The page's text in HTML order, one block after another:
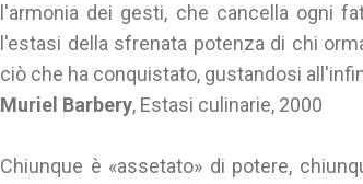
l'armonia dei gesti, che cancella ogni
l'estasi della sfrenata potenza di chi
ciò che ha conquistato, gustandosi
Muriel Barbery, Estasi culinarie, 2000
Chiunque è «assetato» di potere,